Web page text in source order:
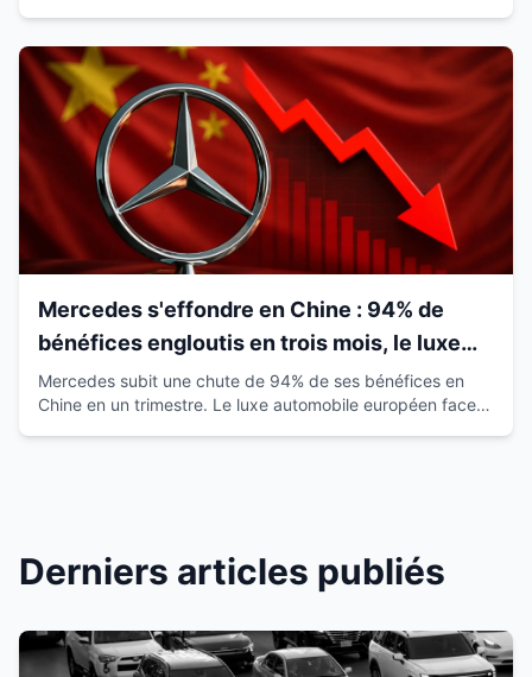
Mercedes s'effondre en Chine : 94% de
bénéfices engloutis en trois mois, le luxe
européen vacille
Mercedes subit une chute de 94% de ses bénéfices en
Chine en un trimestre. Le luxe automobile européen face à
Derniers articles publiés